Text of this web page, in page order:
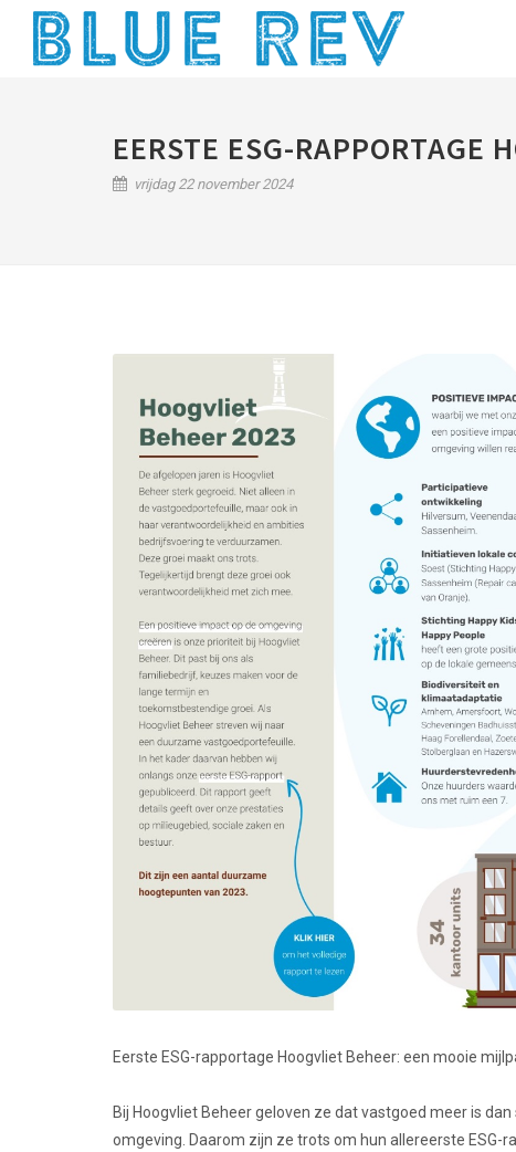
EERSTE ESG-RAPPORTAGE
vrijdag 22 november 2024
Eerste ESG-rapportage Hoogvliet Beheer: een mooie
Bij Hoogvliet Beheer geloven ze dat vastgoed meer is
omgeving. Daarom zijn ze trots om hun allereerste